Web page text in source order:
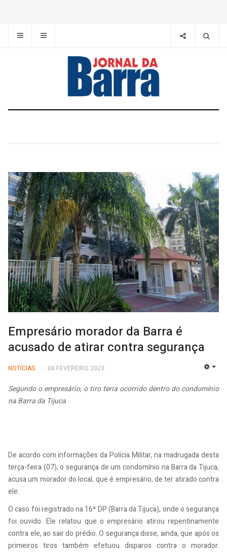
Empresário morador da Barra é
acusado de atirar contra segurança
NOTÍCIAS 08 FEVEREIRO 2023
Segundo o empresário, o tiro teria ocorrido dentro do condomínio
na Barra da Tijuca
De acordo com informações da Polícia Militar, na madrugada desta
terça-feira (07), o segurança de um condomínio na Barra da Tijuca,
acusa um morador do local, que é empresário, de ter atirado contra
ele.
O caso foi registrado na 16ª DP (Barra da Tijuca), onde o segurança
foi ouvido. Ele relatou que o empresário atirou repentinamente
contra ele, ao sair do prédio. O segurança disse, ainda, que após os
primeiros tiros também efetuou disparos contra o morador.